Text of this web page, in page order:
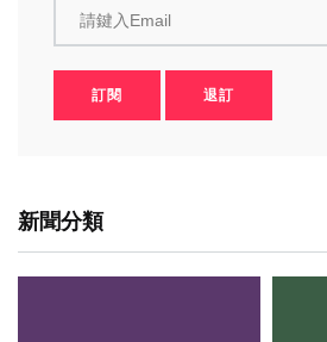
請鍵入Email
訂閱 退訂
新聞分類